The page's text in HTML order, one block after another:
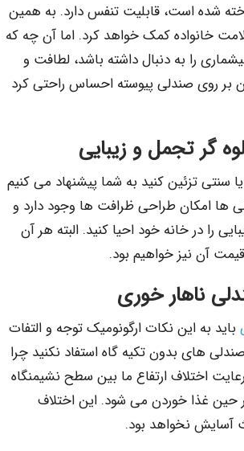
شده است، قابلیت تنفس دارد. به همین
خانواده کمک خواهد کرد. اما آن چه که
را به دنبال داشته باشد، لطافت و
روی صندلی پیوسته احساس راحتی کرد
گر تجمل و زیبایی
تزئین کنید به شما پیشنهاد می کنیم
ها امکان طراحی ظرافت ها وجود دارد و
را در خانه خود احیا کنید. البته هر آن
آن نیز خواهیم بود.
ناهار خوری
باید به این نکات ارگونومیک توجه و التفات
های بدون تکیه گاه استفاد نکنید چرا
اختلاف ارتفاع ما بین سطح نشیمنگاه
حین غذا خوردن می شود. این اختلاف